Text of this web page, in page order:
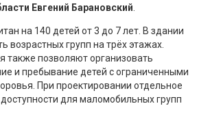
Евгений Барановский
на 140 детей от 3 до 7 лет. В здании
возрастных групп на трёх этажах.
также позволяют организовать
и пребывание детей с ограниченными
При проектировании отдельное
для маломобильных групп